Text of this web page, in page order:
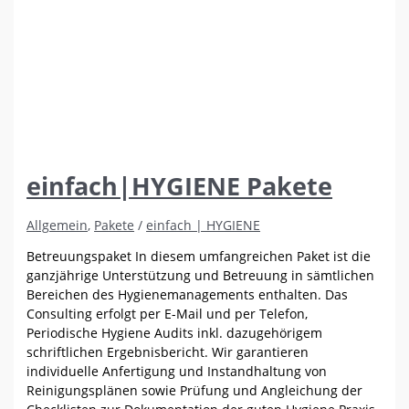
einfach|HYGIENE Pakete
Allgemein, Pakete /einfach | HYGIENE
Betreuungspaket In diesem umfangreichen Paket ist die
ganzjährige Unterstützung und Betreuung in sämtlichen
Bereichen des Hygienemanagements enthalten. Das
Consulting erfolgt per E-Mail und per Telefon,
Periodische Hygiene Audits inkl. dazugehörigem
schriftlichen Ergebnisbericht. Wir garantieren
individuelle Anfertigung und Instandhaltung von
Reinigungsplänen sowie Prüfung und Angleichung der